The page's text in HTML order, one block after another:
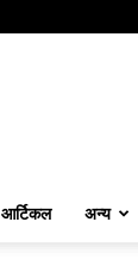
आर्टिकल अन्य